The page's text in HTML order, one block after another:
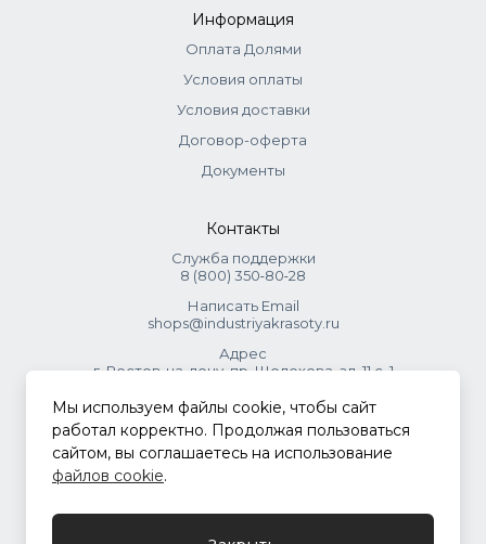
Информация
Оплата Долями
Условия оплаты
Условия доставки
Договор-оферта
Документы
Контакты
Служба поддержки
8 (800) 350‑80‑28
Написать Email
shops@industriyakrasoty.ru
Адрес
г. Ростов-на-дону, пр. Шолохова, зд. 11 с. 1
© 2026 Индустрия красоты.
.
Мы используем файлы cookie, чтобы сайт
работал корректно. Продолжая пользоваться
сайтом, вы соглашаетесь на использование
файлов cookie.